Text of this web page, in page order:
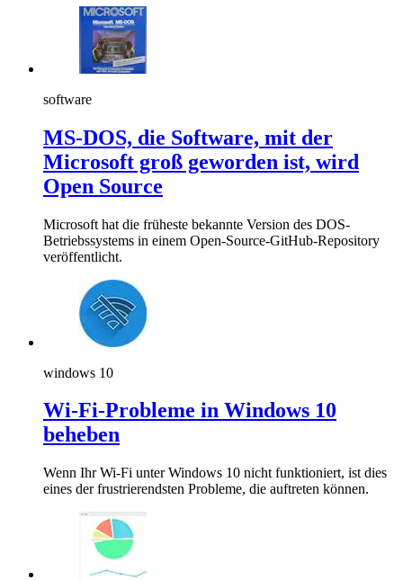
software
MS-DOS, die Software, mit der
Microsoft groß geworden ist, wird
Open Source
Microsoft hat die früheste bekannte Version des DOS-
Betriebssystems in einem Open-Source-GitHub-Repository
veröffentlicht.
windows 10
Wi-Fi-Probleme in Windows 10
beheben
Wenn Ihr Wi-Fi unter Windows 10 nicht funktioniert, ist dies
eines der frustrierendsten Probleme, die auftreten können.